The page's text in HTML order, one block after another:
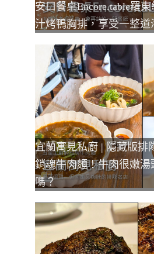
安口餐桌Encore.table羅
汁烤鴨胸排，享受一整道
宜蘭寓見私廚 | 隱藏版排
銷魂牛肉麵！牛肉很嫩
嗎？